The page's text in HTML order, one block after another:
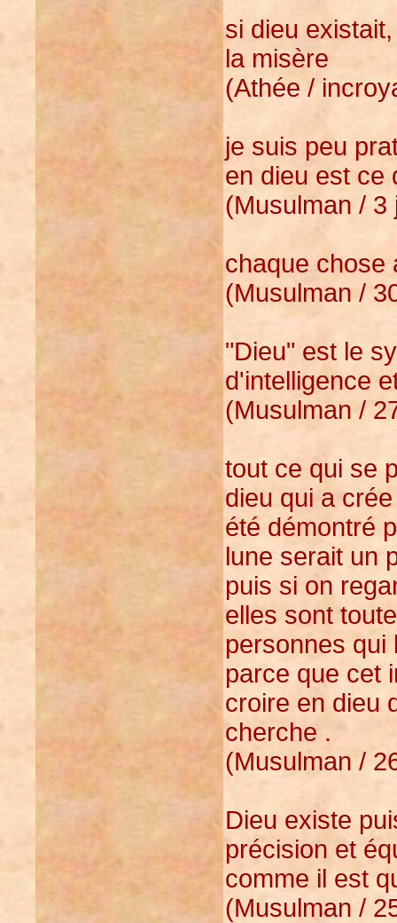
si dieu
la misère
(Athée /
je suis peu
en dieu est ce
(Musulman / 3
chaque chose
(Musulman /
"Dieu" est le
d'intelligence
(Musulman /
tout ce qui se
dieu qui a
été démontré
lune serait un
puis si on
elles sont
personnes qui
parce que cet
croire en dieu
cherche .
(Musulman /
Dieu existe
précision et
comme il est
(Musulman /